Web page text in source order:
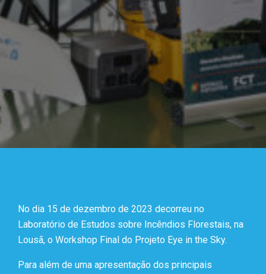
No dia 15 de dezembro de 2023 decorreu no
Laboratório de Estudos sobre Incêndios Florestais, na
Lousã, o Workshop Final do Projeto Eye in the Sky.
Para além de uma apresentação dos principais